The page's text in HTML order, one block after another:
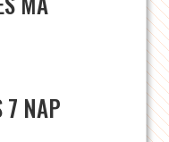
7 NAP